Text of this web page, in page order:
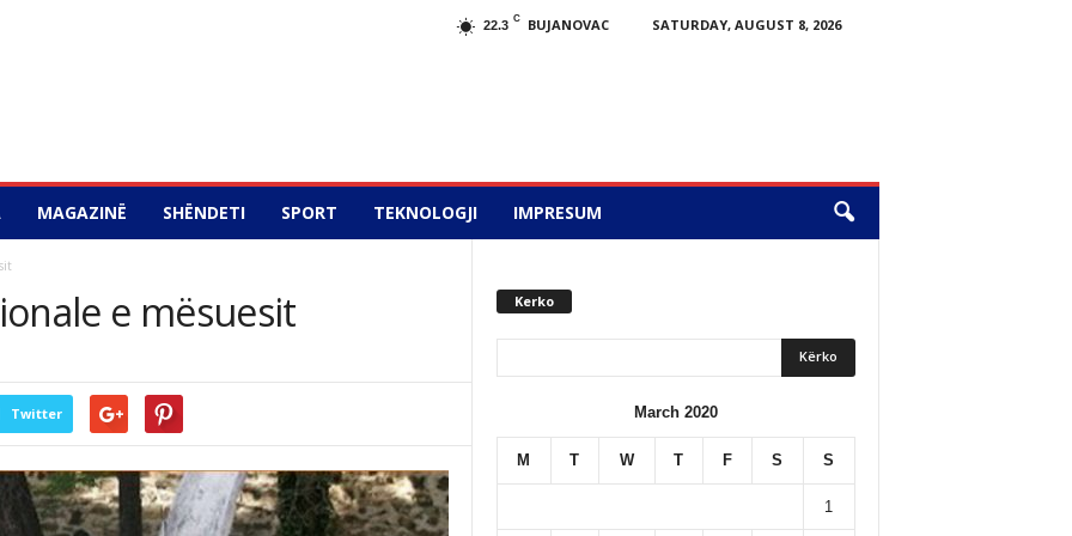
22.3 C BUJANOVAC
SATURDAY, AUGUST 8, 2026
MAGAZINË SHËNDETI SPORT TEKNOLOGJI IMPRESUM
e mësuesit
Twitter
Kerko
March 2020
M T W T F S S
1